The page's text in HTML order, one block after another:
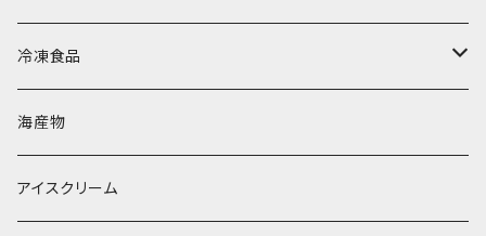
直径65mm
砕氷
氷河の氷
氷アイテム
無果汁1Lパック
かき氷カップ
発泡スチロール無地-使い捨て
発泡スチロールプリント柄
かき氷スプーン・スプーンストロー
プラスチック・スプーン
コンデンスミルク・練乳・あんこ
ドライアイス4ｋｇ
ドライアイス5ｋｇ
ドライアイス8ｋｇ
オンザロック・グラス
ビール・グラス
タンブラー
冷凍食品
肉まん・あんまん
パスタ・スパゲッティ
海産物
アイスクリーム